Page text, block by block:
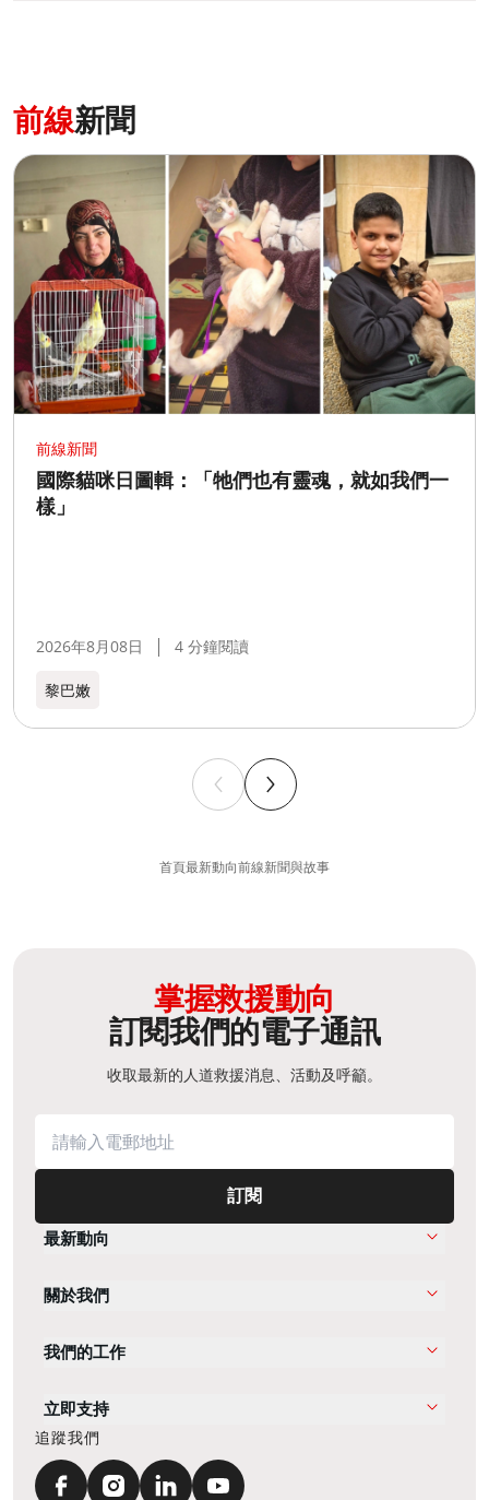
前線新聞
前線新聞
國際貓咪日圖輯：「牠們也有靈魂，就如我們一
樣」
2026年8月08日 4 分鐘閱讀
黎巴嫩​
首頁最新動向前線新聞與故事
掌握救援動向
訂閱我們的電子通訊
收取最新的人道救援消息、活動及呼籲。
訂閱
最新動向
關於我們
我們的工作
立即支持
追蹤我們